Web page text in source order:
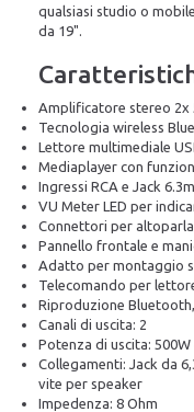
qualsiasi studio o
da 19".
Amplificatore stereo 2x
Tecnologia wireless
Lettore multimediale
Mediaplayer con
Ingressi RCA e Jack
VU Meter LED per
Connettori per
Pannello frontale e
Adatto per montaggio
Telecomando per
Riproduzione
Canali di uscita: 2
Potenza di uscita: 500W
Collegamenti: Jack da
vite per speaker
Impedenza: 8 Ohm